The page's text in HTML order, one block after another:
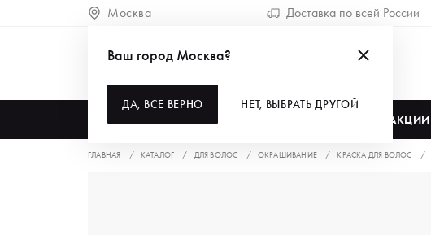
Москва Доставка по всей России
АКЦИИ
Ваш город Москва?
ДА, ВСЕ ВЕРНО НЕТ, ВЫБРАТЬ ДРУГОЙ
ГЛАВНАЯ КАТАЛОГ ДЛЯ ВОЛОС ОКРАШИВАНИЕ КРАСКА ДЛЯ ВОЛОС